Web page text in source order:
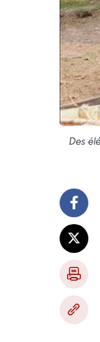
Des